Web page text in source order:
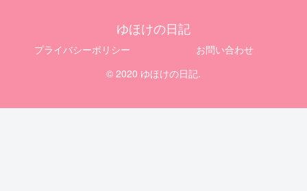
ゆほけの日記
プライバシーポリシー
お問い合わせ
© 2020 ゆほけの日記.